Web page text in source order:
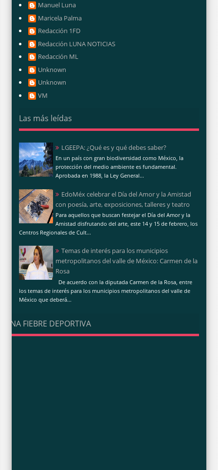
Manuel Luna
Maricela Palma
Redacción 1FD
Redacción LUNA NOTICIAS
Redacción ML
Unknown
Unknown
VM
Las más leídas
LGEEPA: ¿Qué es y qué debes saber?
En un país con gran biodiversidad como México, la
protección del medio ambiente es fundamental.
Aprobada en 1988, la Ley General...
EdoMéx celebrar el Día del Amor y la Amistad
con poesía, arte, exposiciones, talleres y teatro
Para aquellos que buscan festejar el Día del Amor y la
Amistad disfrutando del arte, este 14 y 15 de febrero, los
Centros Regionales de Cult...
Temas de interés para los municipios
metropolitanos del valle de México: Carmen de la
Rosa
De acuerdo con la diputada Carmen de la Rosa, entre
los temas de interés para los municipios metropolitanos del valle de
México que deberá...
UNA FIEBRE DEPORTIVA